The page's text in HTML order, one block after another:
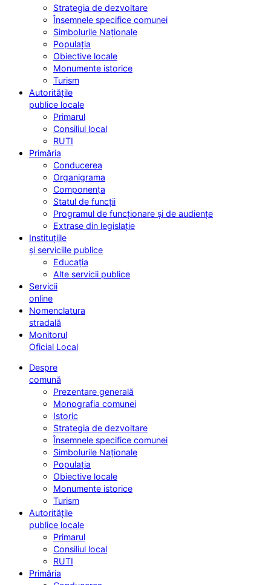
Strategia de dezvoltare
Însemnele specifice comunei
Simbolurile Naționale
Populația
Obiective locale
Monumente istorice
Turism
Autoritățile
publice locale
Primarul
Consiliul local
RUTI
Primăria
Conducerea
Organigrama
Componența
Statul de funcții
Programul de funcționare și de audiențe
Extrase din legislație
Instituțiile
și serviciile publice
Educația
Alte servicii publice
Servicii
online
Nomenclatura
stradală
Monitorul
Oficial Local
Despre
comună
Prezentare generală
Monografia comunei
Istoric
Strategia de dezvoltare
Însemnele specifice comunei
Simbolurile Naționale
Populația
Obiective locale
Monumente istorice
Turism
Autoritățile
publice locale
Primarul
Consiliul local
RUTI
Primăria